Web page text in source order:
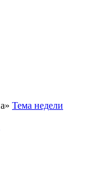
Тема недели